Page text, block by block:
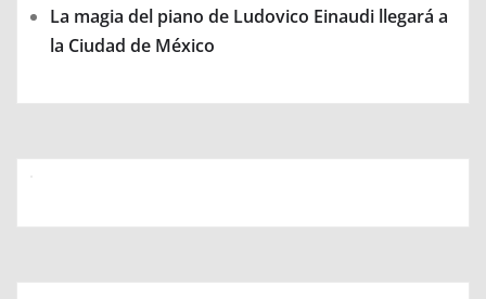
La magia del piano de Ludovico Einaudi llegará a
la Ciudad de México